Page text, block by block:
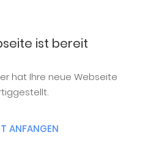
ist bereit
hat Ihre neue Webseite
ANFANGEN